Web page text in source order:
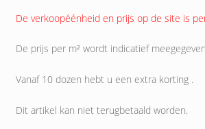
De verkoopéénheid en prijs op de site is
De prijs per m² wordt indicatief
Vanaf 10 dozen hebt u een extra korting .
Dit artikel kan niet terugbetaald worden.